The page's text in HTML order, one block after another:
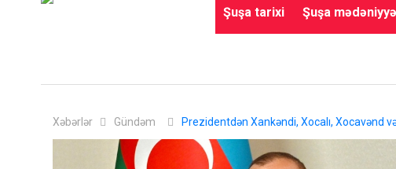
Şuşa tarixi Şuşa
Xəbərlər Gündəm Prezidentdən Xankəndi, Xocalı, Xocavənd